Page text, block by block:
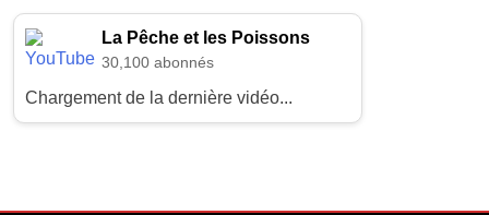
La Pêche et les Poissons
30,100 abonnés
Chargement de la dernière vidéo...